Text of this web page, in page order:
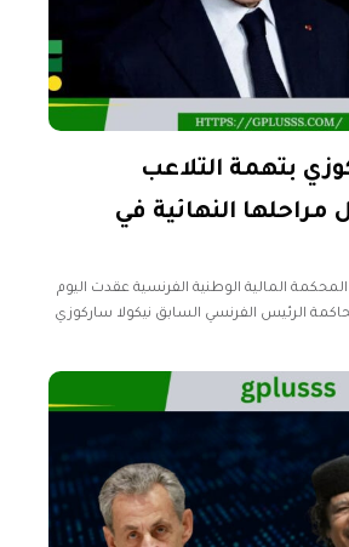
بتهمة التلاعب
النهائية في
المالية الوطنية الفرنسية عقدت اليوم
الرئيس الفرنسي السابق نيكولا ساركوزي
كارلا بروني وآخرين، في مؤامرة لإقناع